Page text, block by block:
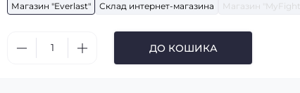
Магазин "Everlast" Склад интернет-магазина Магазин "MyFight"
ДО КОШИКА